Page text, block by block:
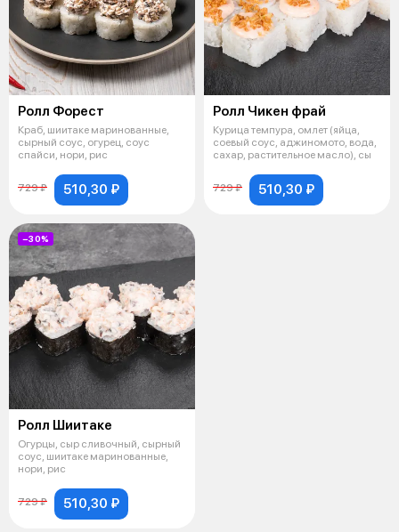
Ролл Форест
Краб, шиитаке маринованные,
сырный соус, огурец, соус
спайси, нори, рис
729 ₽ 510,30 ₽
Ролл Чикен фрай
Курица темпура, омлет (яйца,
соевый соус, аджиномото, вода,
сахар, растительное масло), сы
729 ₽ 510,30 ₽
−30%
Ролл Шиитаке
Огурцы, сыр сливочный, сырный
соус, шиитаке маринованные,
нори, рис
729 ₽ 510,30 ₽